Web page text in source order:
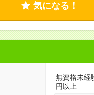
気になる！
無資格未
円以上